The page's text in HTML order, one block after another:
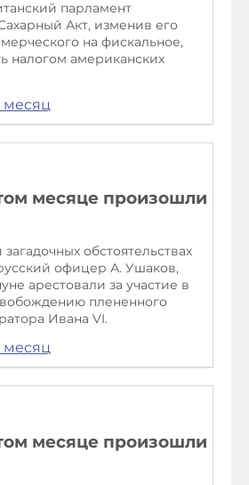
парламент
Акт, изменив его
на фискальное,
налогом американских
месяц
месяце произошли
обстоятельствах
офицер А. Ушаков,
арестовали за участие в
плененного
Ивана VI.
месяц
месяце произошли